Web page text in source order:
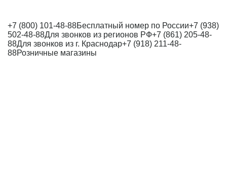
+7 (800) 101-48-88Бесплатный номер по России+7 (938)
502-48-88Для звонков из регионов РФ+7 (861) 205-48-
88Для звонков из г. Краснодар+7 (918) 211-48-
88Розничные магазины